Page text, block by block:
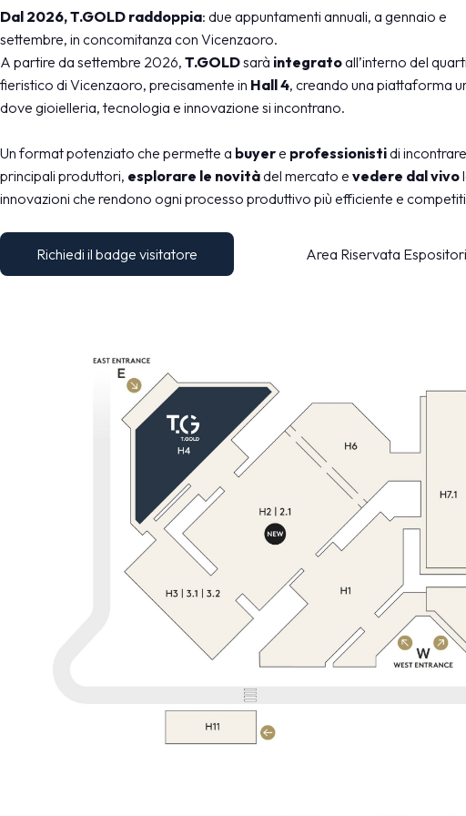
Dove parcheggiare
Punti ristoro
Scopri Vicenza
CATALOGO ESPOSITORI
Espositori Vicenzaoro
Espositori T.GOLD
EVENTI
Programma eventi
Progetti speciali
Comunicati e press kit
Accredito stampa
Info e contatti
Servizi per i media
Download loghi e foto
THE JEWELLERY AGENDA
Oroarezzo
JGTD in Dubai
Summit del Gioello
Valenza Gem Forum
The Vicenza Symposium
Dal 2026, T.GOLD raddoppia: due appuntamenti annuali, a gennaio e
settembre, in concomitanza con Vicenzaoro.
A partire da settembre 2026, T.GOLDsarà integratoall’interno del
fieristico di Vicenzaoro, precisamente in Hall 4, creando una piattaforma
dove gioielleria, tecnologia e innovazione si incontrano.
Un format potenziato che permette a buyere professionistidi
principali produttori, esplorare le novitàdel mercato e vedere dal vivo
innovazioni che rendono ogni processo produttivo più efficiente e
Richiedi il badge visitatore Area Riservata Espositori